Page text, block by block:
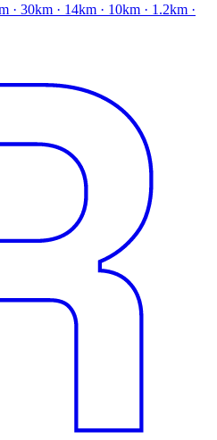
· 30km · 14km · 10km · 1.2km ·